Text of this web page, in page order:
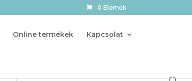
0 Elemek
Online termékek Kapcsolat